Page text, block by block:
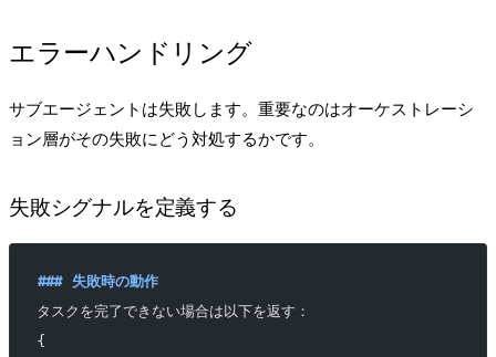
エラーハンドリング
サブエージェントは失敗します。重要なのはオーケストレーシ
ョン層がその失敗にどう対処するかです。
失敗シグナルを定義する
### 失敗時の動作
タスクを完了できない場合は以下を返す：
{